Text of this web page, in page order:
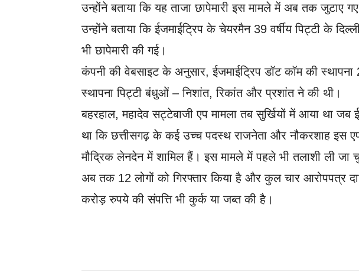
उन्होंने बताया कि यह ताजा छापेमारी इस मामले में अब तक जुटाए
उन्होंने बताया कि ईजमाईट्रिप के चेयरमैन 39 वर्षीय पिट्टी के
भी छापेमारी की गई।
कंपनी की वेबसाइट के अनुसार, ईजमाईट्रिप डॉट कॉम की
स्थापना पिट्टी बंधुओं – निशांत, रिकांत और प्रशांत ने की थी।
बहरहाल, महादेव सट्टेबाजी एप मामला तब सुर्खियों में आया था जब
था कि छत्तीसगढ़ के कई उच्च पदस्थ राजनेता और नौकरशाह
मौद्रिक लेनदेन में शामिल हैं। इस मामले में पहले भी तलाशी ली
अब तक 12 लोगों को गिरफ्तार किया है और कुल चार आरोपपत्र
करोड़ रुपये की संपत्ति भी कुर्क या जब्त की है।